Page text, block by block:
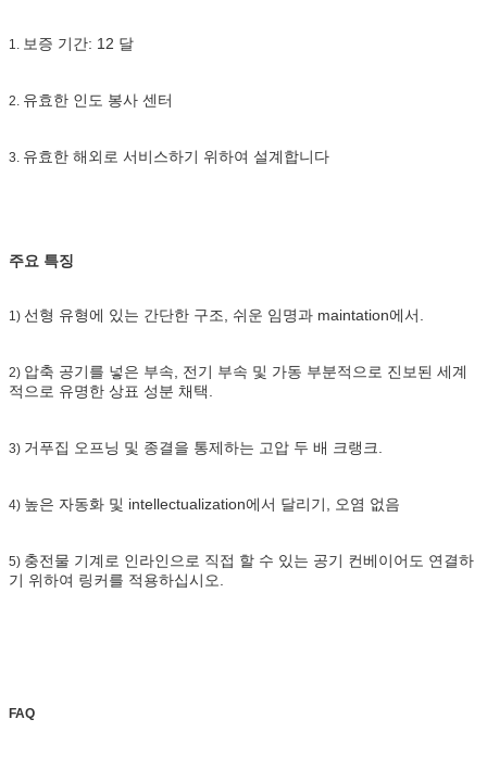
1. 보증 기간: 12 달
2. 유효한 인도 봉사 센터
3. 유효한 해외로 서비스하기 위하여 설계합니다
주요 특징
1) 선형 유형에 있는 간단한 구조, 쉬운 임명과 maintation에서.
2) 압축 공기를 넣은 부속, 전기 부속 및 가동 부분적으로 진보된 세계
적으로 유명한 상표 성분 채택.
3) 거푸집 오프닝 및 종결을 통제하는 고압 두 배 크랭크.
4) 높은 자동화 및 intellectualization에서 달리기, 오염 없음
5) 충전물 기계로 인라인으로 직접 할 수 있는 공기 컨베이어도 연결하
기 위하여 링커를 적용하십시오.
FAQ